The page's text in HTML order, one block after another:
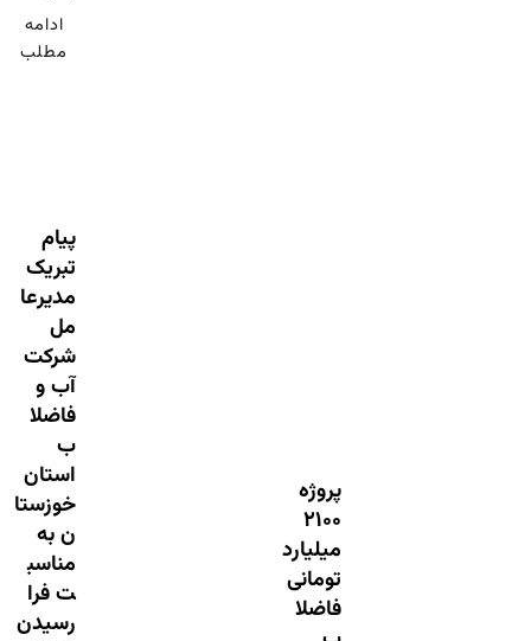
ادامه
مطلب
پروژه
۲۱۰۰
میلیارد
تومانی
فاضلا
پیام
تبریک
مدیرعا
مل
شرکت
آب و
فاضلا
ب
استان
خوزستا
ن به
مناسب
ت فرا
رسیدن